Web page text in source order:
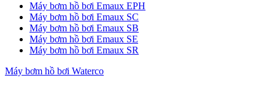
Máy bơm hồ bơi Emaux EPH
Máy bơm hồ bơi Emaux SC
Máy bơm hồ bơi Emaux SB
Máy bơm hồ bơi Emaux SE
Máy bơm hồ bơi Emaux SR
Máy bơm hồ bơi Waterco